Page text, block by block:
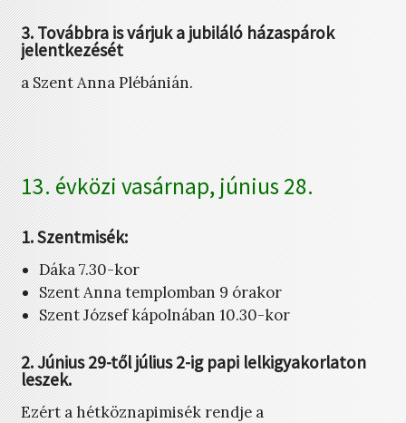
3. Továbbra is várjuk a jubiláló házaspárok
jelentkezését
a Szent Anna Plébánián.
13. évközi vasárnap, június 28.
1. Szentmisék:
Dáka 7.30-kor
Szent Anna templomban 9 órakor
Szent József kápolnában 10.30-kor
2. Június 29-től július 2-ig papi lelkigyakorlaton
leszek.
Ezért a hétköznapimisék rendje a